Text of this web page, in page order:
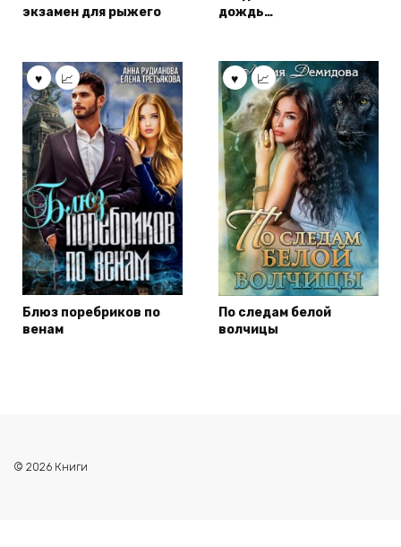
экзамен для рыжего
дождь…
Блюз поребриков по
венам
По следам белой
волчицы
© 2026 Книги